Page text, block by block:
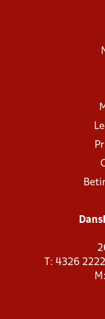
T: 4326
M: